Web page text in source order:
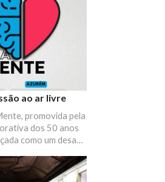
evidenciar a
da
sociais e
e na construção
nas
e na projeção
os desafios
ao ar livre
promovida pela
dos 50 anos
como um desafio
a sua ativação
laborais.